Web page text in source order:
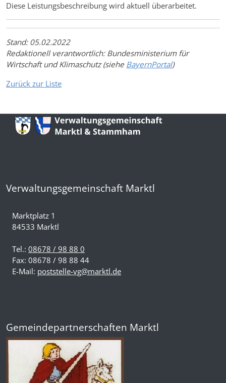
Diese Leistungsbeschreibung wird aktuell überarbeitet.
Stand: 05.02.2022
Redaktionell verantwortlich: Bundesministerium für
Wirtschaft und Klimaschutz (siehe BayernPortal)
Zurück zur Liste
Verwaltungsgemeinschaft Marktl
Marktplatz 1
84533 Marktl
Tel.: 08678 / 98 88 0
Fax: 08678 / 98 88 44
E-Mail: poststelle-vg@marktl.de
Gemeindepartnerschaften Marktl